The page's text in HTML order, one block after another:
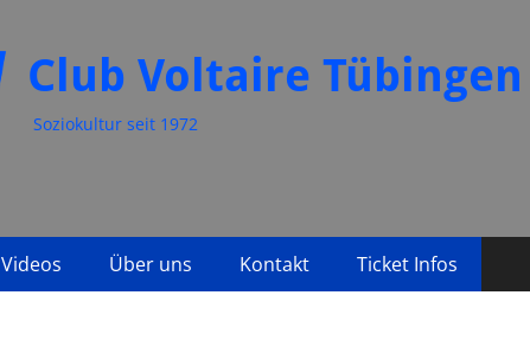
Club Voltaire Tübingen
Soziokultur seit 1972
Videos Über uns Kontakt Ticket Infos